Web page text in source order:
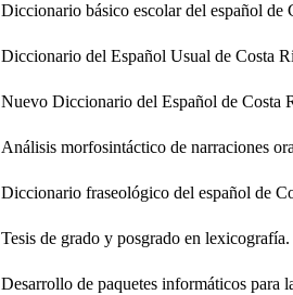
Diccionario básico escolar del español de
Diccionario del Español Usual de Costa
Nuevo Diccionario del Español de Costa
Análisis morfosintáctico de narraciones
Diccionario fraseológico del español de
Tesis de grado y posgrado en lexicografía.
Desarrollo de paquetes informáticos para